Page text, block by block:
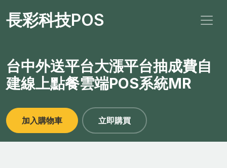
長彩科技POS
台中外送平台大漲平台抽成費自
建線上點餐雲端POS系統MR
加入購物車 立即購買